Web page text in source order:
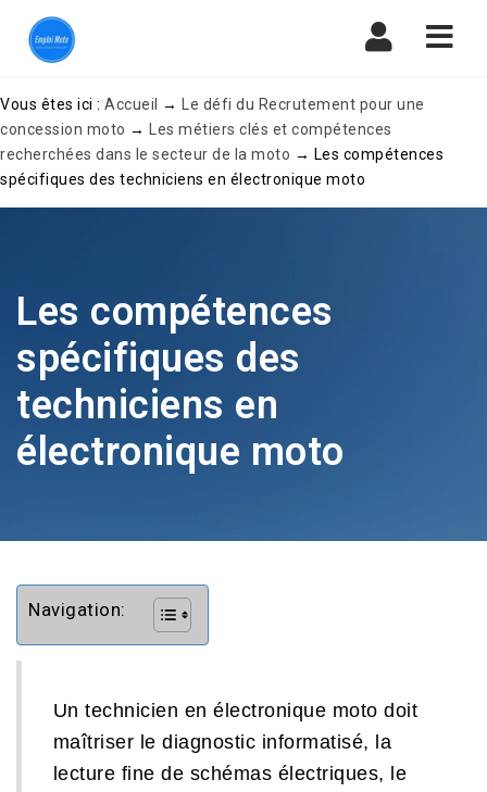
Vous êtes ici : Accueil →
Le défi du Recrutement pour une
concession moto →
Les métiers clés et compétences
recherchées dans le secteur de la moto → Les compétences
spécifiques des techniciens en électronique moto
Les compétences
spécifiques des
techniciens en
électronique moto
Navigation:
Un technicien en électronique moto doit
maîtriser le diagnostic informatisé, la
lecture fine de schémas électriques, le